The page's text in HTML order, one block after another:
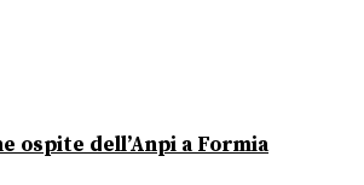
ospite dell’Anpi a Formia